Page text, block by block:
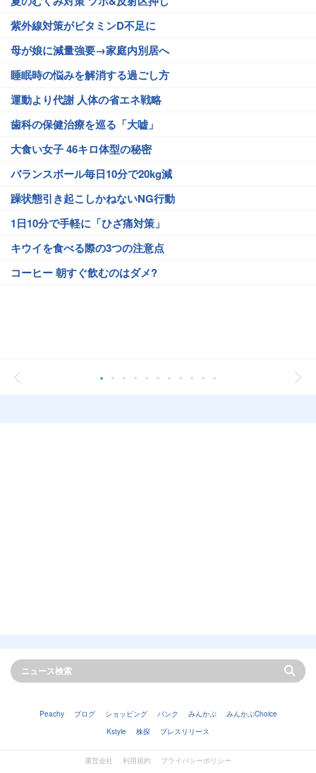
紫外線対策がビタミンD不足に
母が娘に減量強要→家庭内別居へ
睡眠時の悩みを解消する過ごし方
運動より代謝 人体の省エネ戦略
歯科の保健治療を巡る「大嘘」
大食い女子 46キロ体型の秘密
バランスボール毎日10分で20kg減
躁状態引き起こしかねないNG行動
1日10分で手軽に「ひざ痛対策」
キウイを食べる際の3つの注意点
コーヒー 朝すぐ飲むのはダメ?
Peachy ブログ ショッピング バンク みんかぶ
みんかぶChoice
Kstyle
株探 プレスリリース
運営会社 利用規約 プライバシーポリシー